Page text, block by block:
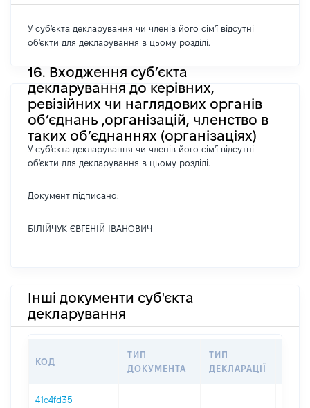
У суб'єкта декларування чи членів його сім'ї відсутні
об'єкти для декларування в цьому розділі.
16. Входження суб’єкта
декларування до керівних,
ревізійних чи наглядових органів
об’єднань ,організацій, членство в
таких об’єднаннях (організаціях)
У суб'єкта декларування чи членів його сім'ї відсутні
об'єкти для декларування в цьому розділі.
Документ підписано:
БІЛІЙЧУК ЄВГЕНІЙ ІВАНОВИЧ
Інші документи суб'єкта
декларування
КОД
ТИП
ДОКУМЕНТА
ТИП
ДЕКЛАРАЦІЇ
41c4fd35-